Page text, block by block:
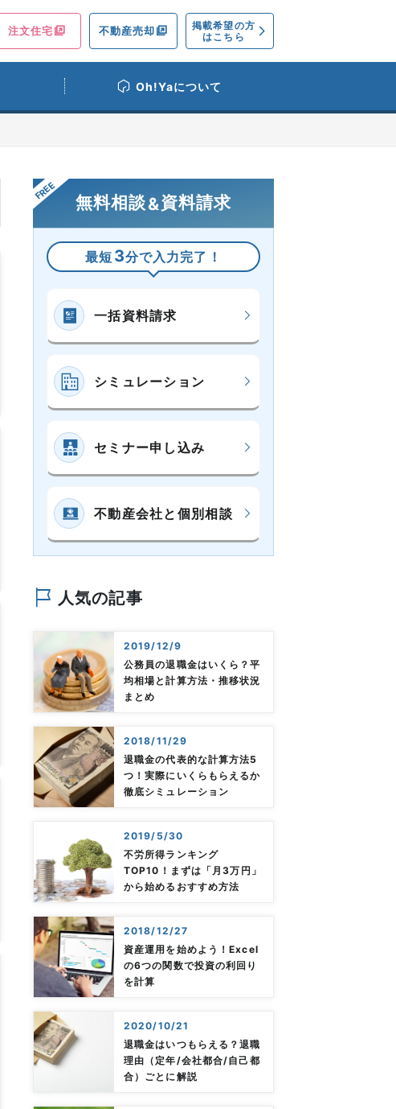
注文住宅 不動産売却
掲載希望の方
はこちら
Oh!Yaについて
無料相談&資料請求
最短3分で入力完了！
一括資料請求
シミュレーション
セミナー申し込み
不動産会社と個別相談
人気の記事
2019/12/9
公務員の退職金はいくら？平
均相場と計算方法・推移状況
まとめ
2018/11/29
退職金の代表的な計算方法5
つ！実際にいくらもらえるか
徹底シミュレーション
2019/5/30
不労所得ランキング
TOP10！まずは「月3万円」
から始めるおすすめ方法
2018/12/27
資産運用を始めよう！Excel
の6つの関数で投資の利回り
を計算
2020/10/21
退職金はいつもらえる？退職
理由（定年/会社都合/自己都
合）ごとに解説